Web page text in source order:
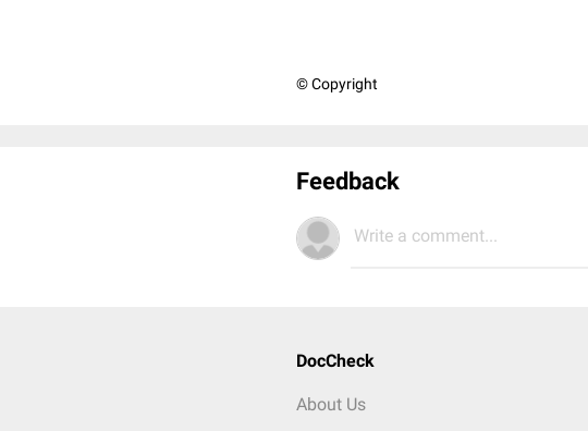
© Copyright
Feedback
Write a comment...
DocCheck
About Us